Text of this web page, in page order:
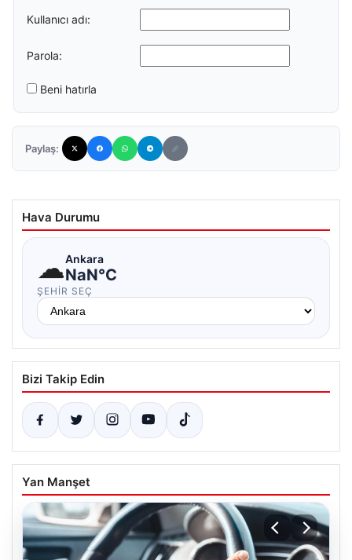
Kullanıcı adı:
Parola:
Beni hatırla
Paylaş:
Hava Durumu
☁Ankara
NaN°C
ŞEHIR SEÇ
Bizi Takip Edin
Yan Manşet